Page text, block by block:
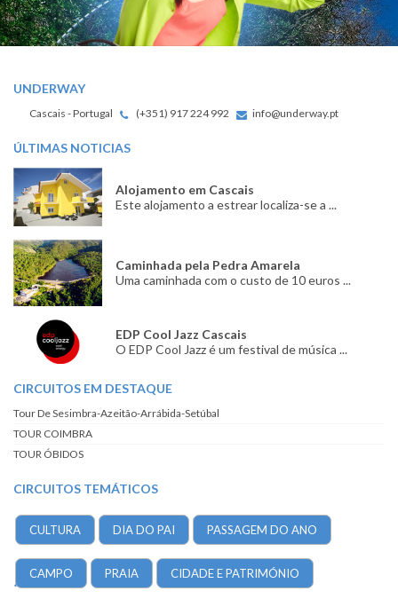
UNDERWAY
Cascais - Portugal (+351) 917 224 992 info@underway.pt
ÚLTIMAS NOTICIAS
Alojamento em Cascais
Este alojamento a estrear localiza-se a ...
Caminhada pela Pedra Amarela
Uma caminhada com o custo de 10 euros ...
EDP Cool Jazz Cascais
O EDP Cool Jazz é um festival de música ...
CIRCUITOS EM DESTAQUE
Tour De Sesimbra-Azeitão-Arrábida-Setúbal
TOUR COIMBRA
TOUR ÓBIDOS
CIRCUITOS TEMÁTICOS
CULTURA DIA DO PAI PASSAGEM DO ANO
CAMPO PRAIA CIDADE E PATRIMÓNIO